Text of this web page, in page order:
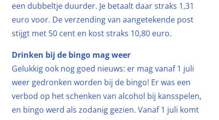
een dubbeltje duurder. Je betaalt daar straks 1,31
euro voor. De verzending van aangetekende post
stijgt met 50 cent en kost straks 10,80 euro.
Drinken bij de bingo mag weer
Gelukkig ook nog goed nieuws: er mag vanaf 1 juli
weer gedronken worden bij de bingo! Er was een
verbod op het schenken van alcohol bij kansspelen,
en bingo werd als zodanig gezien. Vanaf 1 juli komt